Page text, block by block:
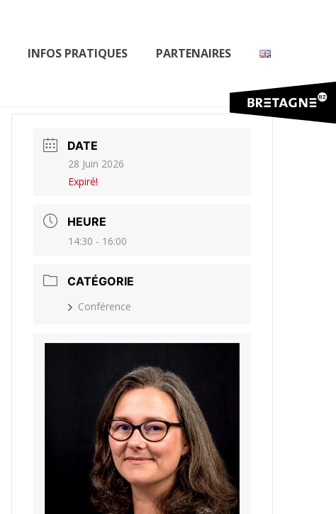
INFOS PRATIQUES PARTENAIRES
DATE
28 Juin 2026
Expiré!
HEURE
14:30 - 16:00
CATÉGORIE
Conférence